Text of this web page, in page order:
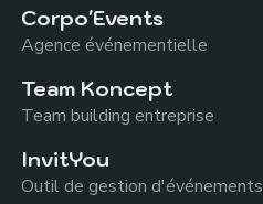
Corpo'Events
Agence événementielle
Team Koncept
Team building entreprise
InvitYou
Outil de gestion d'événements